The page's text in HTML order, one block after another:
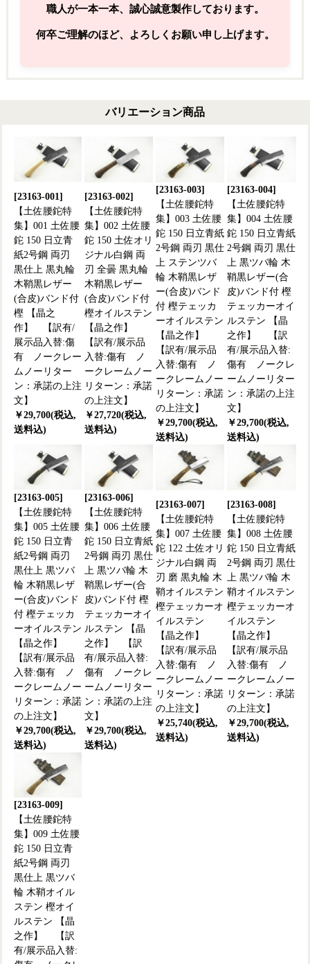
職人が一本一本、誠心誠意製作しております。
何卒ご理解のほど、よろしくお願い申し上げます。
バリエーション商品
[23163-001]
【土佐腰鉈特
集】001 土佐腰
鉈 150 日立青
紙2号鋼 両刃
黒仕上 黒丸輪
木鞘黒レザー
(合皮)バンド付
樫 【晶之
作】 【訳有/
展示品入替:傷
有 ノークレー
ムノーリター
ン：承諾の上注
文】
￥29,700(税込,
送料込)
[23163-002]
【土佐腰鉈特
集】002 土佐腰
鉈 150 土佐オリ
ジナル白鋼 両
刃 全曇 黒丸輪
木鞘黒レザー
(合皮)バンド付
樫オイルステン
【晶之作】
【訳有/展示品
入替:傷有 ノ
ークレームノー
リターン：承諾
の上注文】
￥27,720(税込,
送料込)
[23163-003]
【土佐腰鉈特
集】003 土佐腰
鉈 150 日立青紙
2号鋼 両刃 黒仕
上 ステンツバ
輪 木鞘黒レザ
ー(合皮)バンド
付 樫テェッカ
ーオイルステン
【晶之作】
【訳有/展示品
入替:傷有 ノ
ークレームノー
リターン：承諾
の上注文】
￥29,700(税込,
送料込)
[23163-004]
【土佐腰鉈特
集】004 土佐腰
鉈 150 日立青紙
2号鋼 両刃 黒仕
上 黒ツバ輪 木
鞘黒レザー(合
皮)バンド付 樫
テェッカーオイ
ルステン 【晶
之作】 【訳
有/展示品入替:
傷有 ノークレ
ームノーリター
ン：承諾の上注
文】
￥29,700(税込,
送料込)
[23163-005]
【土佐腰鉈特
集】005 土佐腰
鉈 150 日立青
紙2号鋼 両刃
黒仕上 黒ツバ
輪 木鞘黒レザ
ー(合皮)バンド
付 樫テェッカ
ーオイルステン
【晶之作】
【訳有/展示品
入替:傷有 ノ
ークレームノー
リターン：承諾
の上注文】
￥29,700(税込,
送料込)
[23163-006]
【土佐腰鉈特
集】006 土佐腰
鉈 150 日立青紙
2号鋼 両刃 黒仕
上 黒ツバ輪 木
鞘黒レザー(合
皮)バンド付 樫
テェッカーオイ
ルステン 【晶
之作】 【訳
有/展示品入替:
傷有 ノークレ
ームノーリター
ン：承諾の上注
文】
￥29,700(税込,
送料込)
[23163-007]
【土佐腰鉈特
集】007 土佐腰
鉈 122 土佐オリ
ジナル白鋼 両
刃 磨 黒丸輪 木
鞘オイルステン
樫テェッカーオ
イルステン
【晶之作】
【訳有/展示品
入替:傷有 ノ
ークレームノー
リターン：承諾
の上注文】
￥25,740(税込,
送料込)
[23163-008]
【土佐腰鉈特
集】008 土佐腰
鉈 150 日立青紙
2号鋼 両刃 黒仕
上 黒ツバ輪 木
鞘オイルステン
樫テェッカーオ
イルステン
【晶之作】
【訳有/展示品
入替:傷有 ノ
ークレームノー
リターン：承諾
の上注文】
￥29,700(税込,
送料込)
[23163-009]
【土佐腰鉈特
集】009 土佐腰
鉈 150 日立青
紙2号鋼 両刃
黒仕上 黒ツバ
輪 木鞘オイル
ステン 樫オイ
ルステン 【晶
之作】 【訳
有/展示品入替: